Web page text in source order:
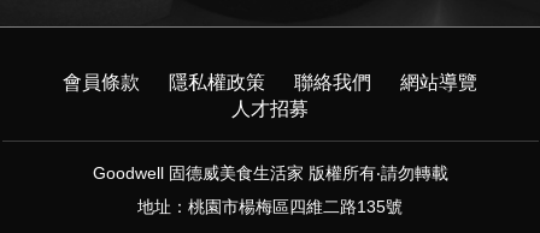
會員條款 隱私權政策 聯絡我們
網站導覽
人才招募
Goodwell 固德威美食生活家 版權所有‧請勿轉載
地址：桃園市楊梅區四維二路135號